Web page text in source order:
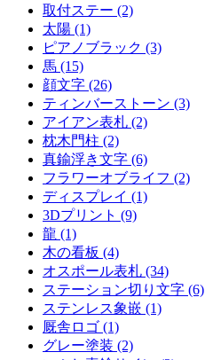
取付ステー (2)
太陽 (1)
ピアノブラック (3)
馬 (15)
顔文字 (26)
ティンバーストーン (3)
アイアン表札 (2)
枕木門柱 (2)
真鍮浮き文字 (6)
フラワーオブライフ (2)
ディスプレイ (1)
3Dプリント (9)
龍 (1)
木の看板 (4)
オスポール表札 (34)
ステーション切り文字 (6)
ステンレス象嵌 (1)
厩舎ロゴ (1)
グレー塗装 (2)